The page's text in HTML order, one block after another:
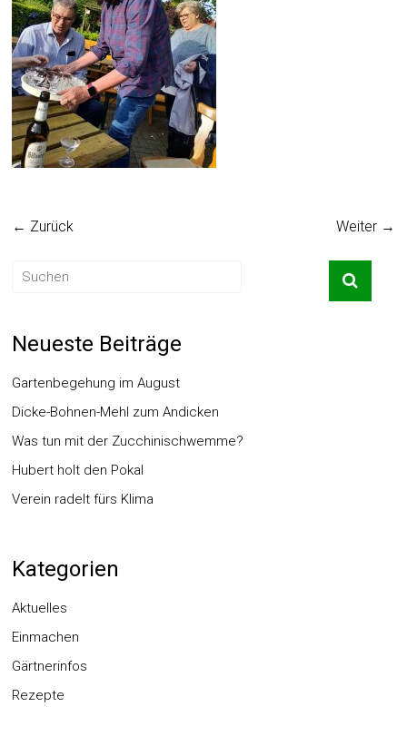
← Zurück Weiter →
Neueste Beiträge
Gartenbegehung im August
Dicke-Bohnen-Mehl zum Andicken
Was tun mit der Zucchinischwemme?
Hubert holt den Pokal
Verein radelt fürs Klima
Kategorien
Aktuelles
Einmachen
Gärtnerinfos
Rezepte